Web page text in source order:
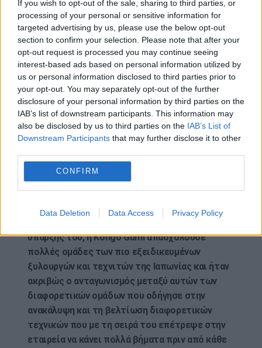
If you wish to opt-out of the sale, sharing to third parties, or
processing of your personal or sensitive information for
targeted advertising by us, please use the below opt-out
section to confirm your selection. Please note that after your
opt-out request is processed you may continue seeing
interest-based ads based on personal information utilized by
us or personal information disclosed to third parties prior to
your opt-out. You may separately opt-out of the further
disclosure of your personal information by third parties on the
IAB’s list of downstream participants. This information may
also be disclosed by us to third parties on the IAB’s List of
Downstream Participants that may further disclose it to other
CONFIRM
Data Deletion Data Access Privacy Policy
Μετά την ολοκλήρωση του Shitennō-ji το 593, η
Kongo Gumi παρέμεινε ενεργά αναμεμειγμένη
στην οικοδόμηση και την αποκατάσταση
βουδιστικών ναών και ιερών σε όλη την Ιαπωνία
για σχεδόν μια χιλιετία.Ο ναός Shitennō-ji έπαιξε
μεγάλο ρόλο στην επιτυχία του, αλλά δεν ήταν
αρκετός για να εξασφαλίσει την επιβίωσή του για
μια τόσο απίστευτα μεγάλη περίοδο.Σύμφωνα με
τον Hidekazu Sone , αναπληρωτή καθηγητή στο
Πανεπιστήμιο Τέχνης και Πολιτισμού Shizuoka,
η Kongo Gumi οφείλει τη μακροζωία στις
δεξιότητες των τεχνιτών του και στη
ύπαρξής του, η Kongo Gumi απασχολούσε
πολλές ομάδες των πιο εξειδικευμένων
ξυλουργών και τεχνιτών της Ιαπωνίας και ήταν
ακριβώς ο ανταγωνισμός μεταξύ αυτών των
διαφορετικών ομάδων που οδήγησε στην
ανακάλυψη και τη βελτίωση διαφορετικών
τεχνικών που με τη σειρά του επέτρεψε στην
εταιρεία να κάνει πολλά βήματα πριν από κάθε